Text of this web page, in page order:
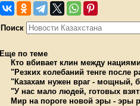
Поиск
Еще по теме
Кто вбивает клин между
"Резких колебаний тенге после
"Казахам нужен враг - мощный,
"У нас мало людей, готовых
Мир на пороге новой эры - эры